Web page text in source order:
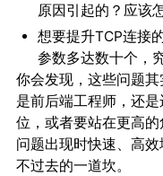
原因引起的？应该
想要提升TCP连接
参数多达数十个，
你会发现，这些问题
是前后端工程师，还
位，或者要站在更高
问题出现时快速、高
不过去的一道坎。